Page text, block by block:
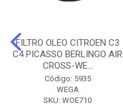
FILTRO OLEO CITROEN C3
C4 PICASSO BERLINGO AIR
CROSS-WE...
Código: 5935
WEGA
SKU: WOE710